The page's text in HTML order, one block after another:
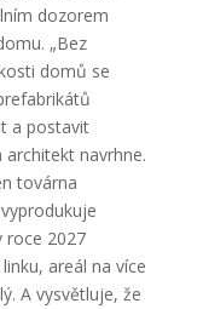
dozorem
„Bez
domů se
a postavit
navrhne.
továrna
roce 2027
areál na více
A vysvětluje, že